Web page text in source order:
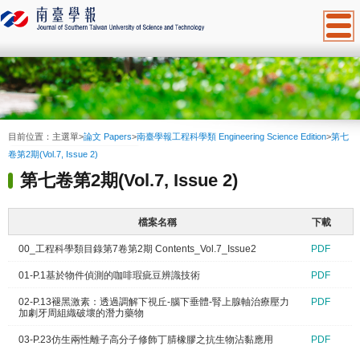
:::
目前位置： 主選單>論文 Papers>南臺學報工程科學類 Engineering Science Edition>第七
卷第2期(Vol.7, Issue 2)
第七卷第2期(Vol.7, Issue 2)
檔案名稱 下載
00_工程科學類目錄第7卷第2期 Contents_Vol.7_Issue2 PDF
01-P.1基於物件偵測的咖啡瑕疵豆辨識技術 PDF
02-P.13褪黑激素：透過調解下視丘-腦下垂體-腎上腺軸治療壓力
加劇牙周組織破壞的潛力藥物
PDF
03-P.23仿生兩性離子高分子修飾丁腈橡膠之抗生物沾黏應用 PDF